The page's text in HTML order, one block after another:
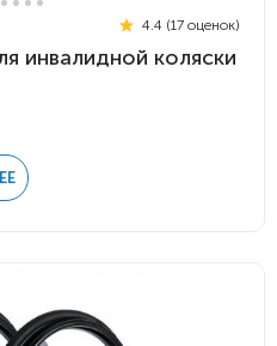
4.4 (17 оценок)
инвалидной коляски